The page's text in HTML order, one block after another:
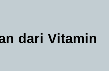
dari Vitamin